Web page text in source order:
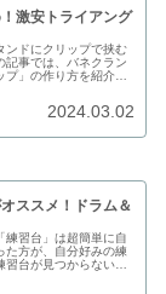
激安トライアング
ンドにクリップで挟む
記事では、バネクラン
プ」の作り方を紹介し
2024.03.02
ススメ！ドラム＆
練習台」は超簡単に自
た方が、自分好みの練
台が見つからない方